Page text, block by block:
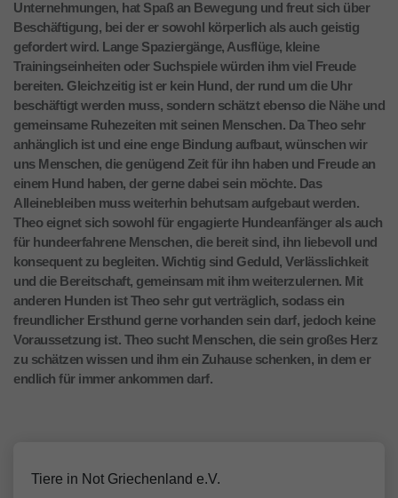
Unternehmungen, hat Spaß an Bewegung und freut sich über
Beschäftigung, bei der er sowohl körperlich als auch geistig
gefordert wird. Lange Spaziergänge, Ausflüge, kleine
Trainingseinheiten oder Suchspiele würden ihm viel Freude
bereiten. Gleichzeitig ist er kein Hund, der rund um die Uhr
beschäftigt werden muss, sondern schätzt ebenso die Nähe und
gemeinsame Ruhezeiten mit seinen Menschen. Da Theo sehr
anhänglich ist und eine enge Bindung aufbaut, wünschen wir
uns Menschen, die genügend Zeit für ihn haben und Freude an
einem Hund haben, der gerne dabei sein möchte. Das
Alleinebleiben muss weiterhin behutsam aufgebaut werden.
Theo eignet sich sowohl für engagierte Hundeanfänger als auch
für hundeerfahrene Menschen, die bereit sind, ihn liebevoll und
konsequent zu begleiten. Wichtig sind Geduld, Verlässlichkeit
und die Bereitschaft, gemeinsam mit ihm weiterzulernen. Mit
anderen Hunden ist Theo sehr gut verträglich, sodass ein
freundlicher Ersthund gerne vorhanden sein darf, jedoch keine
Voraussetzung ist. Theo sucht Menschen, die sein großes Herz
zu schätzen wissen und ihm ein Zuhause schenken, in dem er
endlich für immer ankommen darf.
Tiere in Not Griechenland e.V.